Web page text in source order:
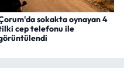
sokakta oynayan 4
cep telefonu ile